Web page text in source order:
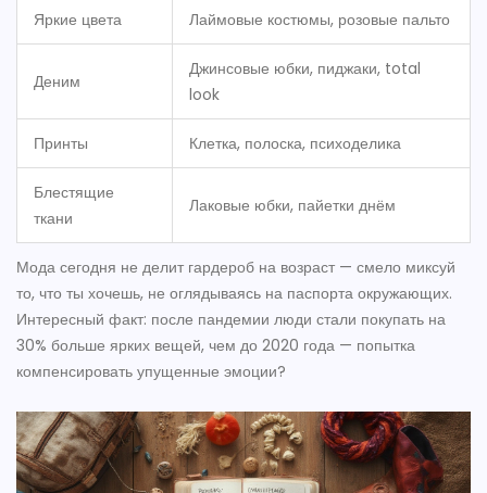
Яркие цвета Лаймовые костюмы, розовые пальто
Деним
Джинсовые юбки, пиджаки, total
look
Принты Клетка, полоска, психоделика
Блестящие
ткани
Лаковые юбки, пайетки днём
Мода сегодня не делит гардероб на возраст — смело миксуй
то, что ты хочешь, не оглядываясь на паспорта окружающих.
Интересный факт: после пандемии люди стали покупать на
30% больше ярких вещей, чем до 2020 года — попытка
компенсировать упущенные эмоции?